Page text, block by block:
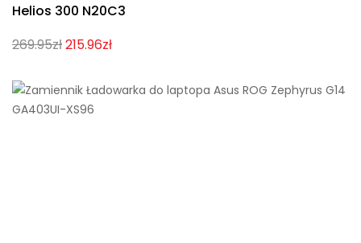
Helios 300 N20C3
269.95zł215.96zł